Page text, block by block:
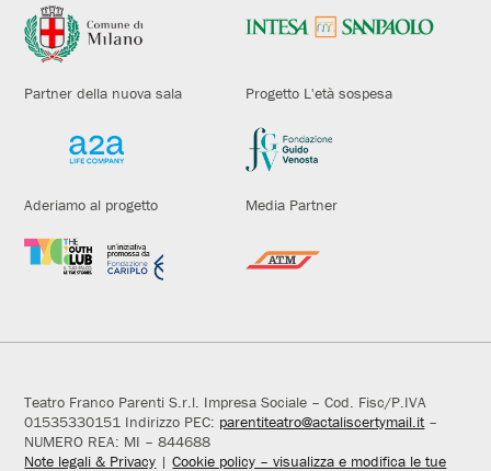
Partner della nuova sala Progetto L'età sospesa
Aderiamo al progetto Media Partner
Teatro Franco Parenti S.r.l. Impresa Sociale – Cod. Fisc/P.IVA
01535330151 Indirizzo PEC: parentiteatro@actaliscertymail.it –
NUMERO REA: MI – 844688
Note legali & Privacy |Cookie policy – visualizza e modifica le tue